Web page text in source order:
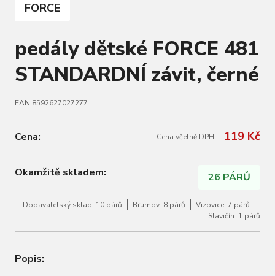
FORCE
pedály dětské FORCE 481
STANDARDNÍ závit, černé
EAN 8592627027277
Cena: Cena včetně DPH 119 Kč
Okamžitě skladem: 26 PÁRŮ
Dodavatelský sklad: 10 párů Brumov: 8 párů
Vizovice: 7 párů
Slavičín: 1 párů
Popis: